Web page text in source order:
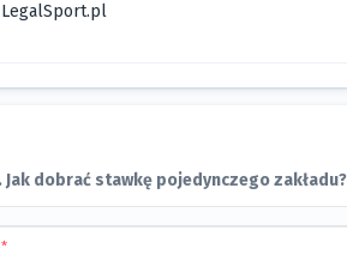
dobrać stawkę pojedynczego zakładu?
*